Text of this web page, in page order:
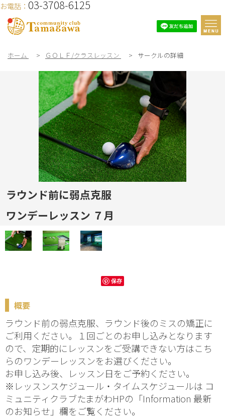
お電話： 03-3708-6125
ホーム > ＧＯＬＦ/クラスレッスン > サークルの詳細
ラウンド前に弱点克服
ワンデーレッスン ７月
保存
概要
ラウンド前の弱点克服、ラウンド後のミスの矯正に
ご利用ください。１回ごとのお申し込みとなります
ので、定期的にレッスンをご受講できない方はこち
らのワンデーレッスンをお選びください。
お申し込み後、レッスン日をご予約ください。
※レッスンスケジュール・タイムスケジュールは コ
ミュニティクラブたまがわHPの「Information 最新
のお知らせ」欄をご覧ください。